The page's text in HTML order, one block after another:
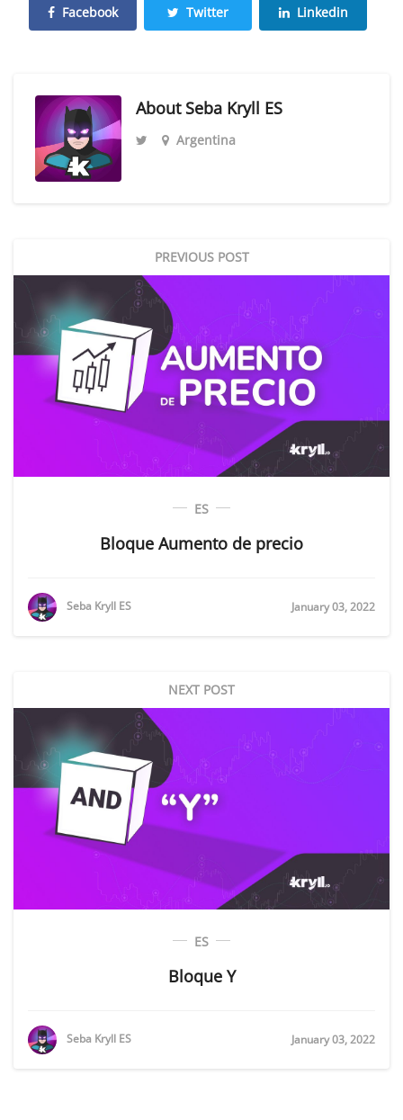
Facebook Twitter Linkedin
About Seba Kryll ES
Argentina
PREVIOUS POST
ES
Bloque Aumento de precio
Seba Kryll ES January 03, 2022
NEXT POST
ES
Bloque Y
Seba Kryll ES January 03, 2022